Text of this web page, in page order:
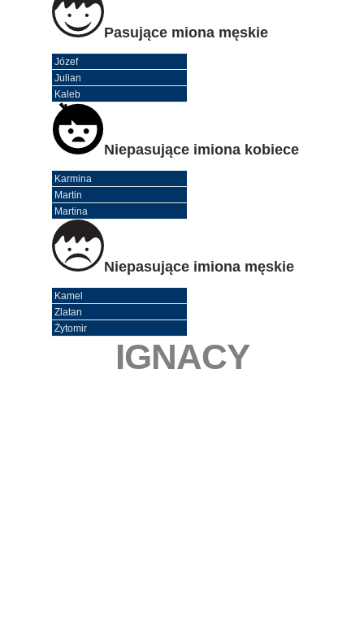
Pasujące miona męskie
Józef
Julian
Kaleb
Niepasujące imiona kobiece
Karmina
Martin
Martina
Niepasujące imiona męskie
Kamel
Zlatan
Żytomir
IGNACY